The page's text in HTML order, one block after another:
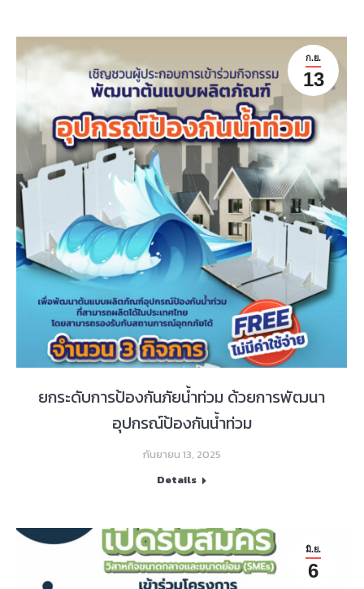
ก.ย.
13
ยกระดับการป้องกันภัยน้ำท่วม ด้วยการพัฒนา
อุปกรณ์ป้องกันน้ำท่วม
กันยายน 13, 2025
Details
มิ.ย.
6